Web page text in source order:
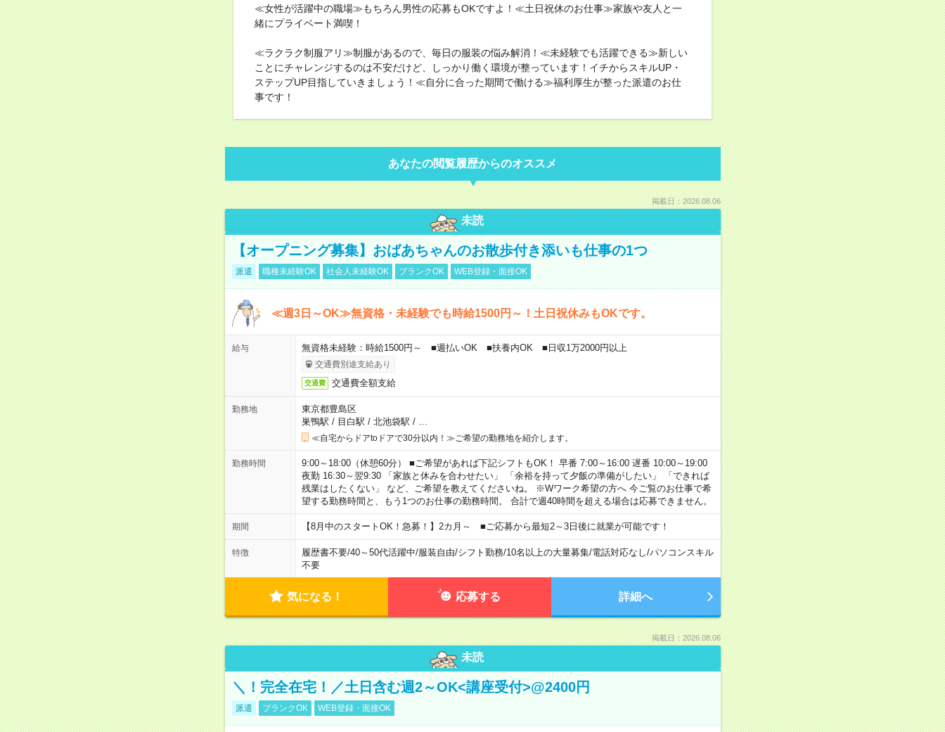
≪女性が活躍中の職場≫もちろん男性の応募もOKですよ！≪土日祝休のお仕事≫家族や友人と一
緒にプライベート満喫！
≪ラクラク制服アリ≫制服があるので、毎日の服装の悩み解消！≪未経験でも活躍できる≫新しい
ことにチャレンジするのは不安だけど、しっかり働く環境が整っています！イチからスキルUP・
ステップUP目指していきましょう！≪自分に合った期間で働ける≫福利厚生が整った派遣のお仕
事です！
あなたの閲覧履歴からのオススメ
掲載日：2026.08.06
未読
【オープニング募集】おばあちゃんのお散歩付き添いも仕事の1つ
派遣 職種未経験OK 社会人未経験OK ブランクOK WEB登録・面接OK
≪週3日～OK≫無資格・未経験でも時給1500円～！土日祝休みもOKです。
給与 無資格未経験：時給1500円～ ■週払いOK ■扶養内OK ■日収1万2000円以上
交通費別途支給あり
交通費 交通費全額支給
勤務地
東京都豊島区
巣鴨駅 / 目白駅 / 北池袋駅 /
≪自宅からドアtoドアで30分以内！≫ご希望の勤務地を紹介します。
勤務時間
9:00～18:00（休憩60分） ■ご希望があれば下記シフトもOK！ 早番 7:00～16:00 遅番 10:00～19:00
夜勤 16:30～翌9:30 「家族と休みを合わせたい」 「余裕を持って夕飯の準備がしたい」 「できれば
残業はしたくない」 など、ご希望を教えてくださいね。 ※Wワーク希望の方へ 今ご覧のお仕事で希
望する勤務時間と、もう1つのお仕事の勤務時間。 合計で週40時間を超える場合は応募できません。
期間 【8月中のスタートOK！急募！】2カ月～ ■ご応募から最短2～3日後に就業が可能です！
特徴 履歴書不要/40～50代活躍中/服装自由/シフト勤務/10名以上の大量募集/電話対応なし/パソコンスキル
不要
気になる！ 応募する 詳細へ
掲載日：2026.08.06
未読
＼！完全在宅！／土日含む週2～OK<講座受付>@2400円
派遣 ブランクOK WEB登録・面接OK